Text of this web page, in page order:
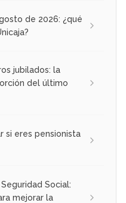
de 2026: ¿qué
jubilados: la
del último
si eres pensionista
Social:
mejorar la